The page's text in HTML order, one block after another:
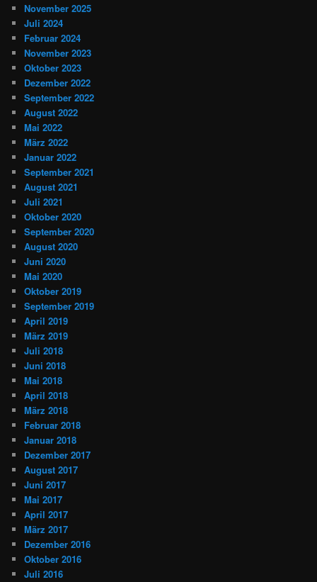
November 2025
Juli 2024
Februar 2024
November 2023
Oktober 2023
Dezember 2022
September 2022
August 2022
Mai 2022
März 2022
Januar 2022
September 2021
August 2021
Juli 2021
Oktober 2020
September 2020
August 2020
Juni 2020
Mai 2020
Oktober 2019
September 2019
April 2019
März 2019
Juli 2018
Juni 2018
Mai 2018
April 2018
März 2018
Februar 2018
Januar 2018
Dezember 2017
August 2017
Juni 2017
Mai 2017
April 2017
März 2017
Dezember 2016
Oktober 2016
Juli 2016